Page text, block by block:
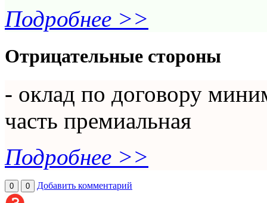
Подробнее >>
Отрицательные стороны
- оклад по договору
часть премиальная
Подробнее >>
0 0 Добавить комментарий